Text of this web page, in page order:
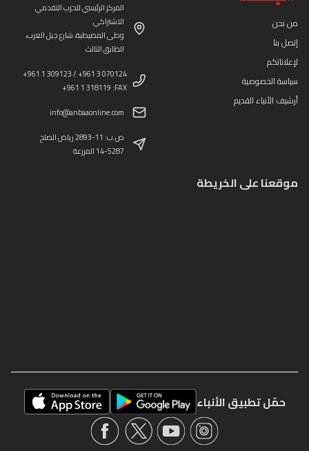
من نحن
إتصل بنا
لإعلاناتكم
سياسة الخصوصية
أرشيف الأنباء القديم
المركز الرئيسي للحزب التقدمي
الاشتراكي
وطى المصيطبة، شارع جبل العرب،
الطابق الثالث
+961 1 309123 / +961 3 070124
+961 1 318119 :FAX
info@anbaaonline.com
ص.ب: 11-2893 رياض الصلح
14-5287 المزرعة
موقعنا على الخريطة
حمّل تطبيق الأنباء